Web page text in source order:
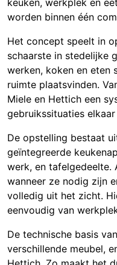
keuken, werkplek en
worden binnen één
Het concept speelt in
schaarste in stedelijke
werken, koken en eten
ruimte plaatsvinden.
Miele en Hettich een
gebruikssituaties
De opstelling bestaat
geïntegreerde
werk, en tafelgedeelte.
wanneer ze nodig zijn
volledig uit het zicht.
eenvoudig van
De technische basis
verschillende meubel,